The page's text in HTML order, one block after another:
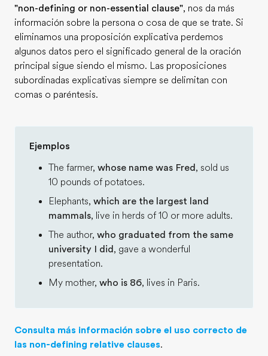
"non-defining or non-essential clause", nos da más
información sobre la persona o cosa de que se trate. Si
eliminamos una proposición explicativa perdemos
algunos datos pero el significado general de la oración
principal sigue siendo el mismo. Las proposiciones
subordinadas explicativas siempre se delimitan con
comas o paréntesis.
Ejemplos
The farmer, whose name was Fred , sold us
10 pounds of potatoes.
Elephants, which are the largest land
mammals, live in herds of 10 or more adults.
The author, who graduated from the same
university I did , gave a wonderful
presentation.
My mother, who is 86, lives in Paris.
Consulta más información sobre el uso correcto de
las non-defining relative clauses.